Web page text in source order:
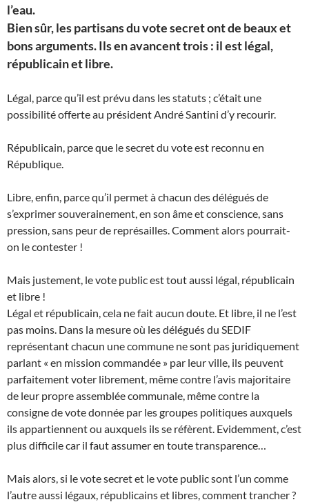
l’eau.
Bien sûr, les partisans du vote secret ont de beaux et
bons arguments. Ils en avancent trois : il est légal,
républicain et libre.
Légal, parce qu’il est prévu dans les statuts ; c’était une
possibilité offerte au président André Santini d’y recourir.
Républicain, parce que le secret du vote est reconnu en
République.
Libre, enfin, parce qu’il permet à chacun des délégués de
s’exprimer souverainement, en son âme et conscience, sans
pression, sans peur de représailles. Comment alors pourrait-
on le contester !
Mais justement, le vote public est tout aussi légal, républicain
et libre !
Légal et républicain, cela ne fait aucun doute. Et libre, il ne l’est
pas moins. Dans la mesure où les délégués du SEDIF
représentant chacun une commune ne sont pas juridiquement
parlant « en mission commandée » par leur ville, ils peuvent
parfaitement voter librement, même contre l’avis majoritaire
de leur propre assemblée communale, même contre la
consigne de vote donnée par les groupes politiques auxquels
ils appartiennent ou auxquels ils se réfèrent. Evidemment, c’est
plus difficile car il faut assumer en toute transparence…
Mais alors, si le vote secret et le vote public sont l’un comme
l’autre aussi légaux, républicains et libres, comment trancher ?